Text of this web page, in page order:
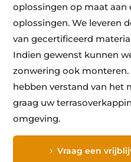
oplossingen op maat aan
oplossingen. We leveren
van gecertificeerd
Indien gewenst kunnen
zonwering ook monteren.
hebben verstand van het
graag uw
omgeving.
Vraag een